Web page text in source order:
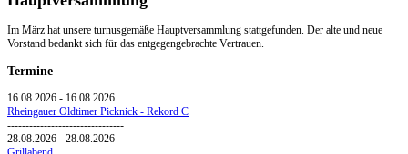
Im März hat unsere turnusgemäße Hauptversammlung stattgefunden. Der alte und neue
Vorstand bedankt sich für das entgegengebrachte Vertrauen.
Termine
16.08.2026 - 16.08.2026
Rheingauer Oldtimer Picknick - Rekord C
--------------------------------
28.08.2026 - 28.08.2026